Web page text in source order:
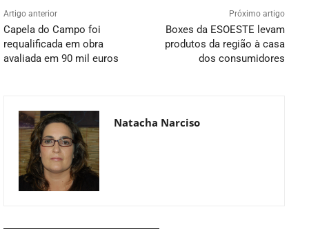
Artigo anterior
Capela do Campo foi
requalificada em obra
avaliada em 90 mil euros
Próximo artigo
Boxes da ESOESTE levam
produtos da região à casa
dos consumidores
Natacha Narciso